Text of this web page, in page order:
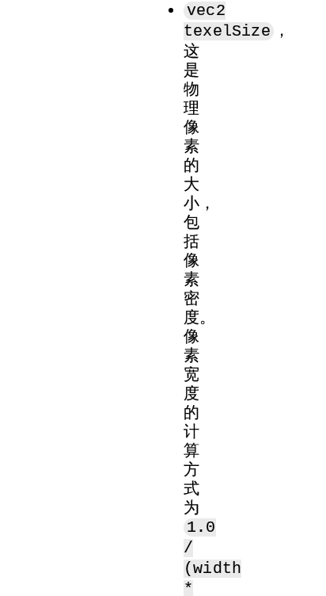
vec2
texelSize
，
这
是
物
理
像
素
的
大
小，
包
括
像
素
密
度。
像
素
宽
度
的
计
算
方
式
为
1.0
/
(width
*